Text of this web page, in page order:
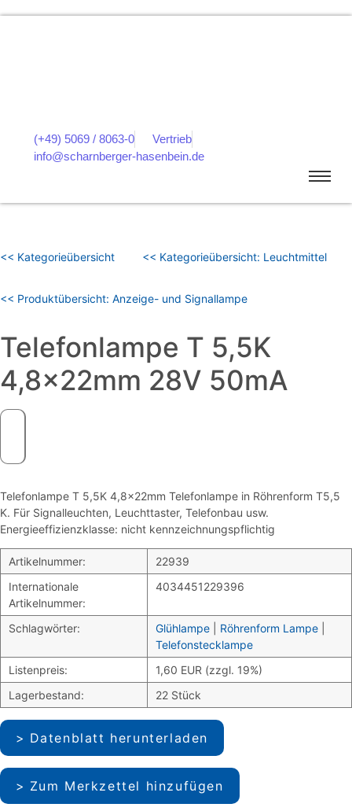
(+49) 5069 / 8063-0
Vertrieb
info@scharnberger-hasenbein.de
<< Kategorieübersicht << Kategorieübersicht: Leuchtmittel
<< Produktübersicht: Anzeige- und Signallampe
Telefonlampe T 5,5K
4,8x22mm 28V 50mA
Telefonlampe T 5,5K 4,8x22mm Telefonlampe in Röhrenform T5,5
K. Für Signalleuchten, Leuchttaster, Telefonbau usw.
Energieeffizienzklasse: nicht kennzeichnungspflichtig
Artikelnummer:
22939
Internationale
Artikelnummer:
4034451229396
Schlagwörter: Glühlampe Röhrenform Lampe
Telefonstecklampe
Listenpreis:
1,60 EUR (zzgl. 19%)
Lagerbestand:
22 Stück
Datenblatt herunterladen
Zum Merkzettel hinzufügen